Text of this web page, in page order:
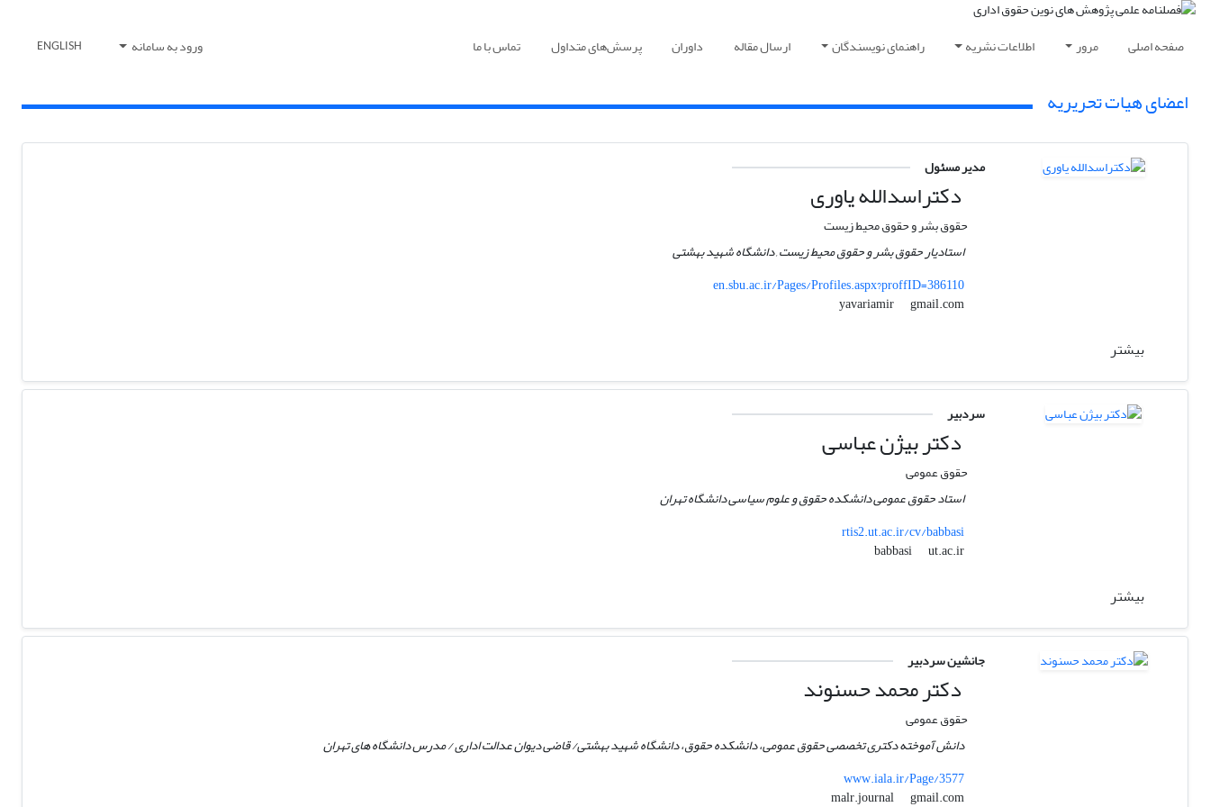
صفحه اصلی مرور اطلاعات نشریه راهنمای نویسندگان ارسال مقاله داوران پرسش‌های متداول تماس با ما ورود به سامانه ENGLISH
اعضای هیات تحریریه
مدیر مسئول
دکتراسدالله یاوری
حقوق بشر و حقوق محیط زیست
استادیار حقوق بشر و حقوق محیط زیست , دانشگاه شهید بهشتی
en.sbu.ac.ir/Pages/Profiles.aspx?proffID=386110
yavariamir
gmail.com
بیشتر
سردبیر
دکتر بیژن عباسی
حقوق عمومی
استاد حقوق عمومی دانشکده حقوق و علوم سیاسی دانشگاه تهران
rtis2.ut.ac.ir/cv/babbasi
babbasi
ut.ac.ir
بیشتر
جانشین سردبیر
دکتر محمد حسنوند
حقوق عمومی
دانش آموخته دکتری تخصصی حقوق عمومی، دانشکده حقوق، دانشگاه شهید بهشتی/ قاضی دیوان عدالت اداری / مدرس دانشگاه های تهران
www.iala.ir/Page/3577
malr.journal
gmail.com